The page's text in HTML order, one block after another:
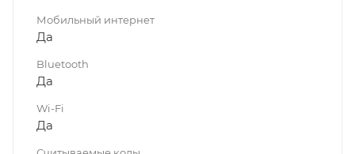
Мобильный интернет
Да
Bluetooth
Да
Wi-Fi
Да